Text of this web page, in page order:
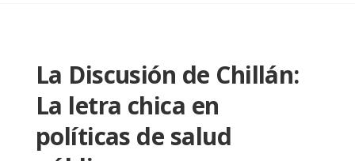
La Discusión de Chillán:
La letra chica en
políticas de salud